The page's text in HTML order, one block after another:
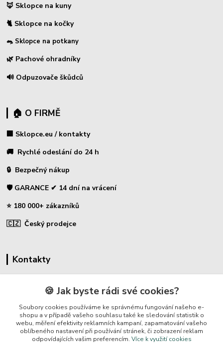
🦊 Sklopce na kuny
🐈 Sklopce na kočky
🐀 Sklopce na potkany
🌿 Pachové ohradníky
🔊 Odpuzovače škůdců
🏠 O FIRMĚ
🏢 Sklopce.eu / kontakty
🚚 Rychlé odeslání do 24 h
🔒 Bezpečný nákup
🛡️ GARANCE ✔ 14 dní na vrácení
⭐ 180 000+ zákazníků
🇨🇿 Český prodejce
Kontakty
🛡️ Zákaznická podpora
📞 728 007 997
⏰ Po-Pá | 7:00 - 13:30 |
info@repulse.cz
🍪 Jak byste rádi své cookies?
Soubory cookies používáme ke správnému fungování našeho e-
shopu a v případě vašeho souhlasu také ke sledování statistik o
webu, měření efektivity reklamních kampaní, zapamatování vašeho
oblíbeného nastavení při používání stránek, či zobrazení reklam
odpovídajících vašim preferencím. Více k využití cookies